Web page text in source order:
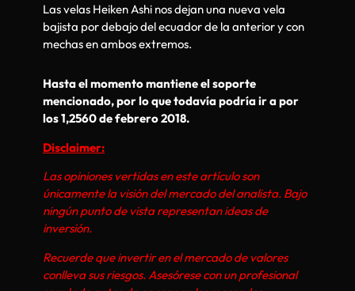
Las velas Heiken Ashi nos dejan una nueva vela
bajista por debajo del ecuador de la anterior y con
mechas en ambos extremos.
Hasta el momento mantiene el soporte
mencionado, por lo que todavía podría ir a por
los 1,2560 de febrero 2018.
Disclaimer:
Las opiniones vertidas en este artículo son
únicamente la visión del mercado del analista. Bajo
ningún punto de vista representan ideas de
inversión.
Recuerde que invertir en el mercado de valores
conlleva sus riesgos. Asesórese con un profesional